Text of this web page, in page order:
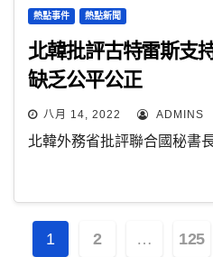
熱點事件 熱點新聞
北韓批評古特雷斯支
缺乏公平公正
八月 14, 2022 ADMINS
北韓外務省批評聯合國秘書
文
1 2 … 125